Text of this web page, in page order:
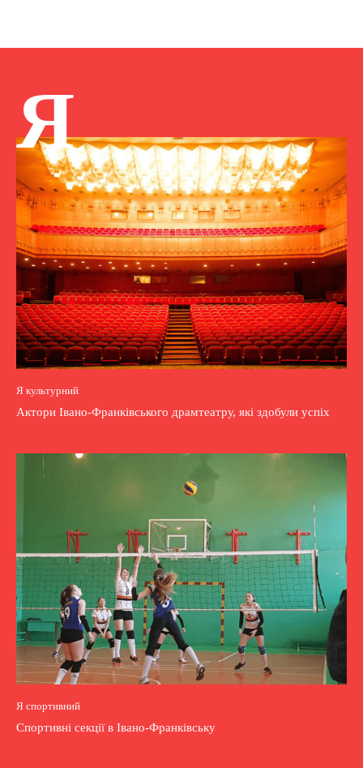
Я
Я культурний
Актори Івано-Франківського драмтеатру, які здобули успіх
Я спортивний
Спортивні секції в Івано-Франківську